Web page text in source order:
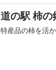
道の駅 柿の
特産品の柿を活